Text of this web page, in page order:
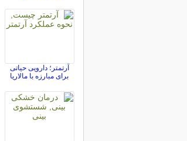
آرتمتر؛ دارویی حیاتی
برای مبارزه با مالاریا